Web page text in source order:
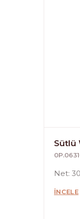
Sütlü
Net:
İNCELE